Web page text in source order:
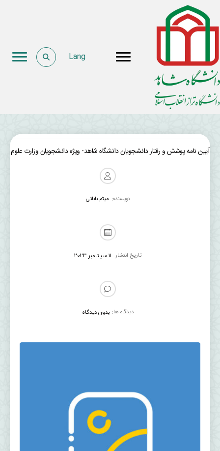
Lang
آیین نامه پوشش و رفتار دانشجویان دانشگاه شاهد- ویژه دانشجویان وزارت علوم
نویسنده: میثم بابائی
تاریخ انتشار: 11 سپتامبر 2023
دیدگاه ها: بدون دیدگاه